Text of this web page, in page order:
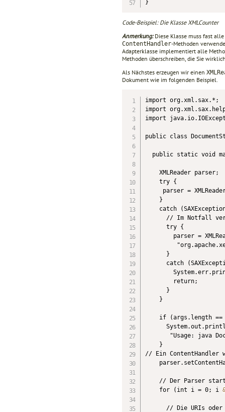
}
Code-Beispiel: Die Klasse XMLCounter
Anmerkung:Diese Klasse muss fast
ContentHandler-Methoden
Adapterklasse implementiert alle
Methoden überschreiben, die Sie
Als Nächstes erzeugen wir einen
Dokument wie im folgenden Beispiel.
import org.xml.sax.*;
import
import
public class
public static void
    XMLReader parser;
    try {
parser =
    }
catch
// Im Notfall
      try {
parser =
      }
catch
        return;
      }
    }
if (args.length ==
"Usage: java
    }
// Ein ContentHandler
// Der Parser
    for (int i = 0; i
// Die URIs